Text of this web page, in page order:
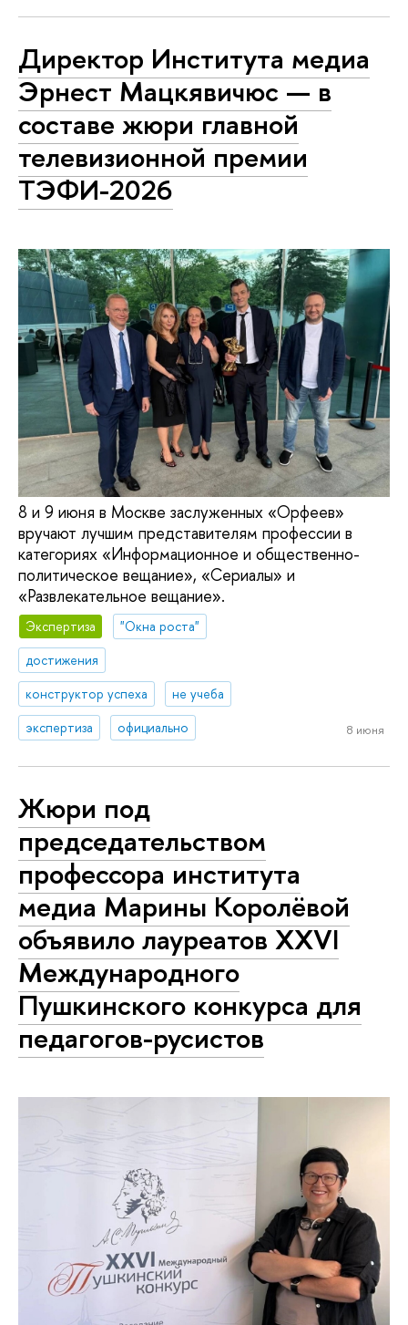
Директор Института медиа
Эрнест Мацкявичюс — в
составе жюри главной
телевизионной премии
ТЭФИ-2026
8 и 9 июня в Москве заслуженных «Орфеев»
вручают лучшим представителям профессии в
категориях «Информационное и общественно-
политическое вещание», «Сериалы» и
«Развлекательное вещание».
Экспертиза
"Окна роста"
достижения
конструктор успеха
не учеба
экспертиза
официально 8 июня
Жюри под
председательством
профессора института
медиа Марины Королёвой
объявило лауреатов XXVI
Международного
Пушкинского конкурса для
педагогов-русистов